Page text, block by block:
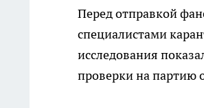
Перед отправкой
специалистами
исследования
проверки на партию